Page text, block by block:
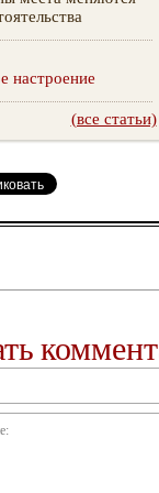
(все статьи)
настроение